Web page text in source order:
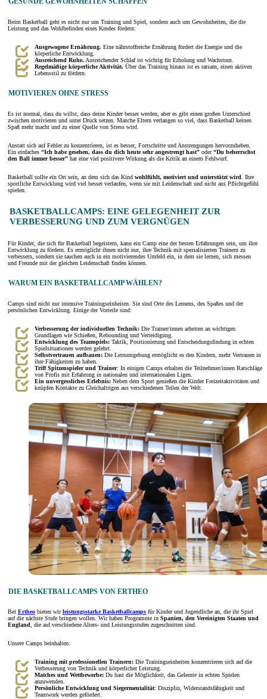
GESUNDE GEWOHNHEITEN SCHAFFEN
Beim Basketball geht es nicht nur um Training und Spiel, sondern auch um Gewohnheiten, die die
Leistung und das Wohlbefinden eines Kindes fördern:
Ausgewogene Ernährung. Eine nährstoffreiche Ernährung fördert die Energie und die
körperliche Entwicklung.
Ausreichend Ruhe. Ausreichender Schlaf ist wichtig für Erholung und Wachstum.
Regelmäßige körperliche Aktivität. Über das Training hinaus ist es ratsam, einen aktiven
Lebensstil zu fördern.
MOTIVIEREN OHNE STRESS
Es ist normal, dass du willst, dass deine Kinder besser werden, aber es gibt einen großen Unterschied
zwischen motivieren und unter Druck setzen. Manche Eltern verlangen so viel, dass Basketball keinen
Spaß mehr macht und zu einer Quelle von Stress wird.
Anstatt sich auf Fehler zu konzentrieren, ist es besser, Fortschritte und Anstrengungen hervorzuheben.
Ein einfaches “Ich habe gesehen, dass du dich heute sehr angestrengt hast” oder“Du beherrschst
den Ball immer besser” hat eine viel positivere Wirkung als die Kritik an einem Fehlwurf.
Basketball sollte ein Ort sein, an dem sich das Kind wohlfühlt, motiviert und unterstützt wird . Ihre
sportliche Entwicklung wird viel besser verlaufen, wenn sie mit Leidenschaft und nicht aus Pflichtgefühl
spielen.
BASKETBALLCAMPS: EINE GELEGENHEIT ZUR
VERBESSERUNG UND ZUM VERGNÜGEN
Für Kinder, die sich für Basketball begeistern, kann ein Camp eine der besten Erfahrungen sein, um ihre
Entwicklung zu fördern. Es ermöglicht ihnen nicht nur, ihre Technik mit spezialisierten Trainern zu
verbessern, sondern sie tauchen auch in ein motivierendes Umfeld ein, in dem sie lernen, sich messen
und Freunde mit der gleichen Leidenschaft finden können.
WARUM EIN BASKETBALLCAMP WÄHLEN?
Camps sind nicht nur intensive Trainingseinheiten. Sie sind Orte des Lernens, des Spaßes und der
persönlichen Entwicklung. Einige der Vorteile sind:
Verbesserung der individuellen Technik: Die Trainer/innen arbeiten an wichtigen
Grundlagen wie Schießen, Rebounding und Verteidigung.
Entwicklung des Teamspiels: Taktik, Positionierung und Entscheidungsfindung in echten
Spielsituationen werden gelehrt.
Selbstvertrauen aufbauen: Die Lernumgebung ermöglicht es den Kindern, mehr Vertrauen in
ihre Fähigkeiten zu haben.
Triff Spitzenspieler und Trainer: In einigen Camps erhalten die Teilnehmer/innen Ratschläge
von Profis mit Erfahrung in nationalen und internationalen Ligen.
Ein unvergessliches Erlebnis: Neben dem Sport genießen die Kinder Freizeitaktivitäten und
knüpfen Kontakte zu Gleichaltrigen aus verschiedenen Teilen der Welt.
DIE BASKETBALLCAMPS VON ERTHEO
Bei Ertheo bieten wirleistungsstarke Basketballcamps für Kinder und Jugendliche an, die ihr Spiel
auf die nächste Stufe bringen wollen. Wir haben Programme in Spanien, den Vereinigten Staaten und
England, die auf verschiedene Alters- und Leistungsstufen zugeschnitten sind.
Unsere Camps beinhalten:
Training mit professionellen Trainern: Die Trainingseinheiten konzentrieren sich auf die
Verbesserung von Technik und körperlicher Leistung.
Matches und Wettbewerbe: Du hast die Möglichkeit, das Gelernte in echten Spielen
anzuwenden.
Persönliche Entwicklung und Siegermentalität: Disziplin, Widerstandsfähigkeit und
Teamwork werden gefördert.